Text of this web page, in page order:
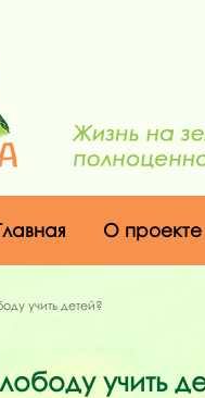
О проекте
учить детей?
учить